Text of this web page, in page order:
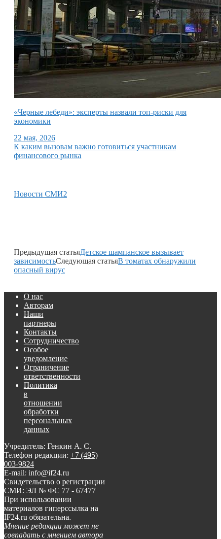
«Черные лебеди»: эксперты назвали топ-риски для
экономики
22 мая, 2026
К каким вызовам важно готовиться участникам
финансового рынка
Новости СМИ2
Предыдущая статьяДетское шампанское вызывает
зависимостьСледующая статьяВ томатах обнаружили
опасный вирус
О нас
Авторам
Наши
партнеры
Контакты
Сотрудничество
Особое
уведомление
Ограничение
ответственности
Политика
в
отношении
обработки
персональных
данных
Учредитель: Генкин А. С.
Телефон редакции: +7 (495)
003-9824
E-mail: info@if24.ru
Свидетельство о регистрации
СМИ: ЭЛ № ФС 77 - 67477
При использовании
материалов гиперссылка на
IF24.ru обязательна.
Мнение редакции может не
совпадать с мнением автора